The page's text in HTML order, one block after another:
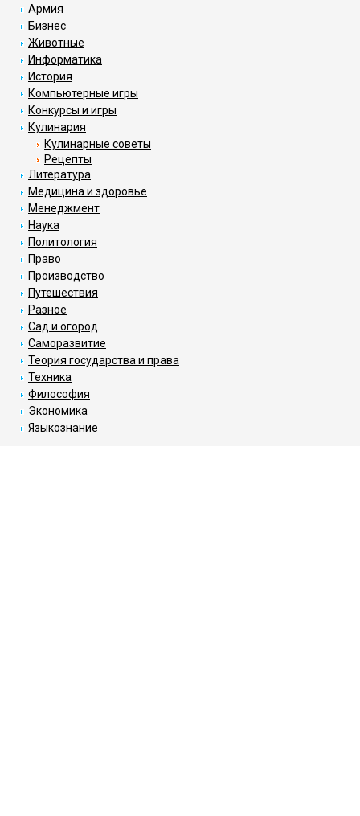
Армия
Бизнес
Животные
Информатика
История
Компьютерные игры
Конкурсы и игры
Кулинария
Кулинарные советы
Рецепты
Литература
Медицина и здоровье
Менеджмент
Наука
Политология
Право
Производство
Путешествия
Разное
Сад и огород
Саморазвитие
Теория государства и права
Техника
Философия
Экономика
Языкознание